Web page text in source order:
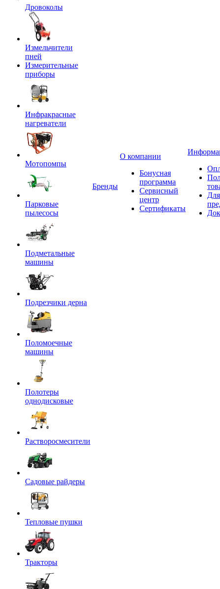
Дровоколы
Измельчители
пней
Измерительные
приборы
Инфракрасные
нагреватели
Мотопомпы
Парковые
пылесосы
Подметальные
машины
Подрезчики дерна
Поломоечные
машины
Полотеры
однодисковые
Растворосмесители
Садовые райдеры
Тепловые пушки
Тракторы
Бренды
О компании
Бонусная
программа
Сервисный
центр
Сертификаты
Для